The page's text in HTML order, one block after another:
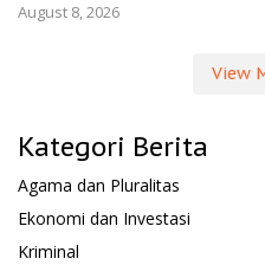
August 8, 2026
View
Kategori Berita
Agama dan Pluralitas
Ekonomi dan Investasi
Kriminal